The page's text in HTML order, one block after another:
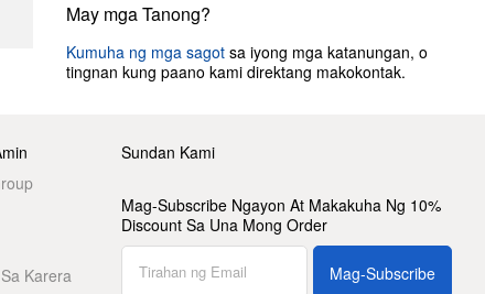
May mga Tanong?
Kumuha ng mga sagot sa iyong mga katanungan, o
tingnan kung paano kami direktang makokontak.
Karera
Sundan Kami
Mag-Subscribe Ngayon At Makakuha Ng 10%
Discount Sa Una Mong Order
Mag-Subscribe